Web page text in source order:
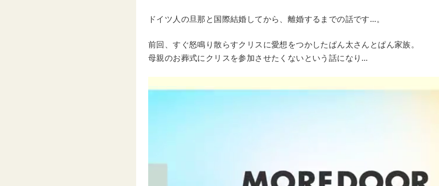
ドイツ人の旦那と国際結婚してから、離婚するまでの話です…。
前回、すぐ怒鳴り散らすクリスに愛想をつかしたぱん太さんとぱん家族。
母親のお葬式にクリスを参加させたくないという話になり…